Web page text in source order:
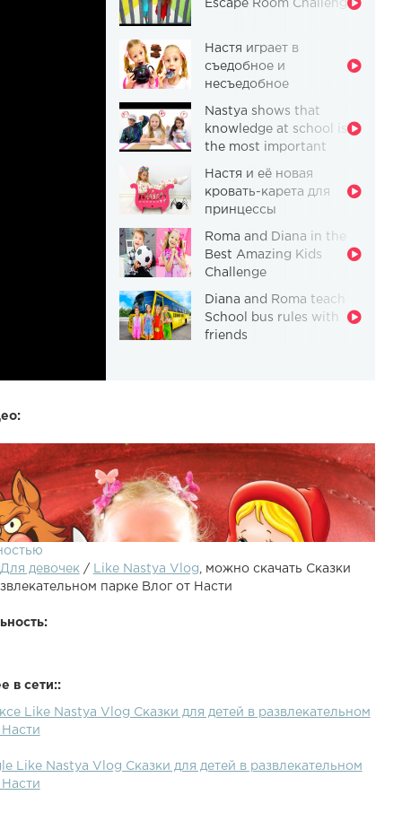
Escape Room Challenge
Настя играет в
съедобное и
несъедобное
Nastya shows that
knowledge at school is
the most important
Настя и её новая
кровать-карета для
принцессы
Roma and Diana in the
Best Amazing Kids
Challenge
Diana and Roma teach
School bus rules with
friends
в развлекательном парке Влог от НастиTales for
Для девочек / Like Nastya Vlog , можно скачать Сказки
парке Влог от Насти
в сети::
Like Nastya Vlog Сказки для детей в развлекательном
Like Nastya Vlog Сказки для детей в развлекательном